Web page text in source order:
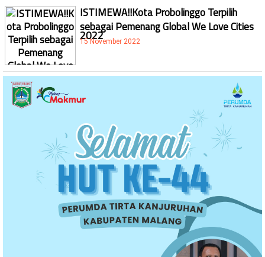
ISTIMEWA!!Kota Probolinggo Terpilih
sebagai Pemenang Global We Love Cities
2022
15 November 2022